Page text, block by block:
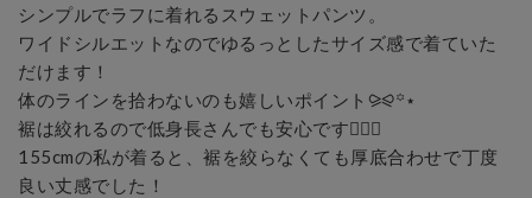
シンプルでラフに着れるスウェットパンツ。
ワイドシルエットなのでゆるっとしたサイズ感で着ていた
だけます！
体のラインを拾わないのも嬉しいポイント⪩⪨꙳⋆
裾は絞れるので低身長さんでも安心です🙆🏻‍♀️
155cmの私が着ると、裾を絞らなくても厚底合わせで丁度
良い丈感でした！